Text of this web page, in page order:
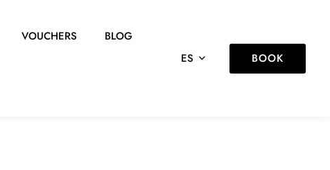
VOUCHERS BLOG
ES BOOK